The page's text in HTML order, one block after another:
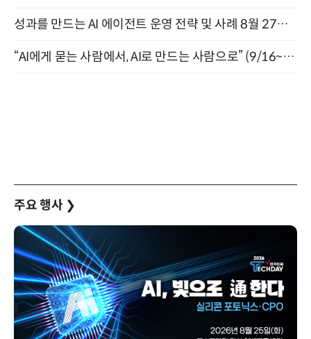
성과를 만드는 AI 에이전트 운영 전략 및 사례 8월 27일 개최
“AI에게 묻는 사람에서, AI로 만드는 사람으로” (9/16~17)
주요 행사 ❯